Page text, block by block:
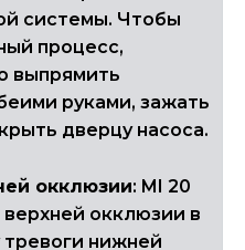
системы. Чтобы
процесс,
выпрямить
руками, зажать
дверцу насоса.
окклюзии: MI 20
окклюзии в
тревоги нижней